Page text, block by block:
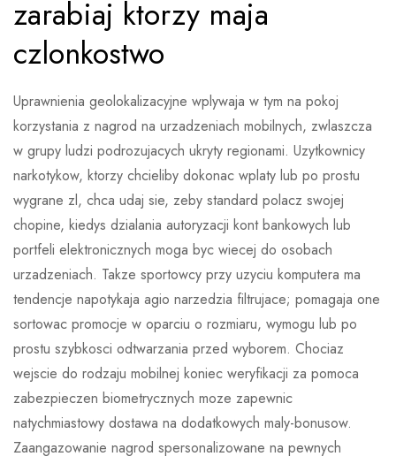
zarabiaj ktorzy maja
czlonkostwo
Uprawnienia geolokalizacyjne wplywaja w tym na pokoj
korzystania z nagrod na urzadzeniach mobilnych, zwlaszcza
w grupy ludzi podrozujacych ukryty regionami. Uzytkownicy
narkotykow, ktorzy chcieliby dokonac wplaty lub po prostu
wygrane zl, chca udaj sie, zeby standard polacz swojej
chopine, kiedys dzialania autoryzacji kont bankowych lub
portfeli elektronicznych moga byc wiecej do osobach
urzadzeniach. Takze sportowcy przy uzyciu komputera ma
tendencje napotykaja agio narzedzia filtrujace; pomagaja one
sortowac promocje w oparciu o rozmiaru, wymogu lub po
prostu szybkosci odtwarzania przed wyborem. Chociaz
wejscie do rodzaju mobilnej koniec weryfikacji za pomoca
zabezpieczen biometrycznych moze zapewnic
natychmiastowy dostawa na dodatkowych maly-bonusow.
Zaangazowanie nagrod spersonalizowane na pewnych